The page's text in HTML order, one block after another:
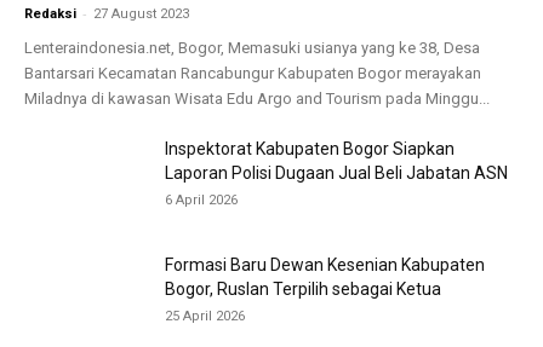
Redaksi - 27 August 2023
Lenteraindonesia.net, Bogor, Memasuki usianya yang ke 38, Desa
Bantarsari Kecamatan Rancabungur Kabupaten Bogor merayakan
Miladnya di kawasan Wisata Edu Argo and Tourism pada Minggu...
Inspektorat Kabupaten Bogor Siapkan
Laporan Polisi Dugaan Jual Beli Jabatan ASN
6 April 2026
Formasi Baru Dewan Kesenian Kabupaten
Bogor, Ruslan Terpilih sebagai Ketua
25 April 2026